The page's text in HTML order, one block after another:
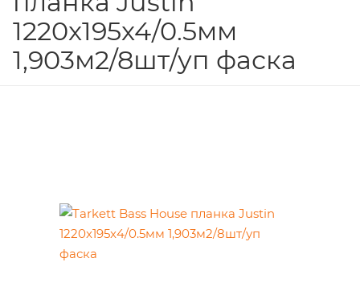
1220x195x4/0.5мм
1,903м2/8шт/уп фаска